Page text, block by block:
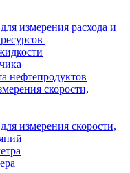
измерения расхода и
нефтепродуктов
скорости,
измерения скорости,